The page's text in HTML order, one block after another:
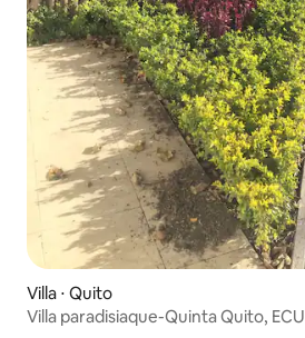
Villa ⋅ Quito
Villa paradisiaque-Quinta Quito, ECU